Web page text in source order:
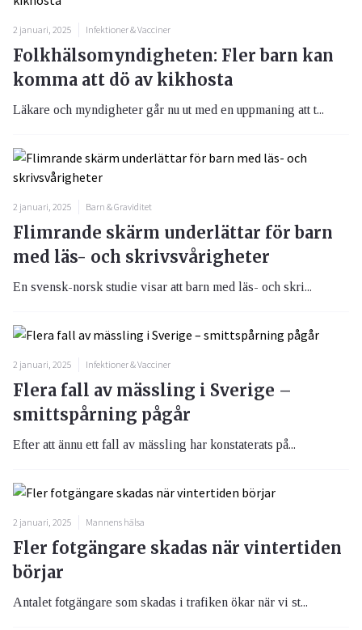
2 januari, 2025 Infektioner & Vacciner
Folkhälsomyndigheten: Fler barn kan
komma att dö av kikhosta
Läkare och myndigheter går nu ut med en uppmaning att t...
2 januari, 2025 Barn & Graviditet
Flimrande skärm underlättar för barn
med läs- och skrivsvårigheter
En svensk-norsk studie visar att barn med läs- och skri...
2 januari, 2025 Infektioner & Vacciner
Flera fall av mässling i Sverige –
smittspårning pågår
Efter att ännu ett fall av mässling har konstaterats på...
2 januari, 2025 Mannens hälsa
Fler fotgängare skadas när vintertiden
börjar
Antalet fotgängare som skadas i trafiken ökar när vi st...